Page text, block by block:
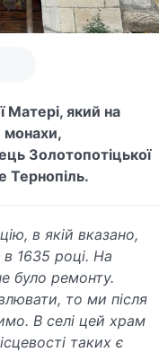
який на
монахи,
Золотопотіцької
Тернопіль.
в якій вказано,
1635 році. На
було ремонту.
то ми після
В селі цей храм
таких є